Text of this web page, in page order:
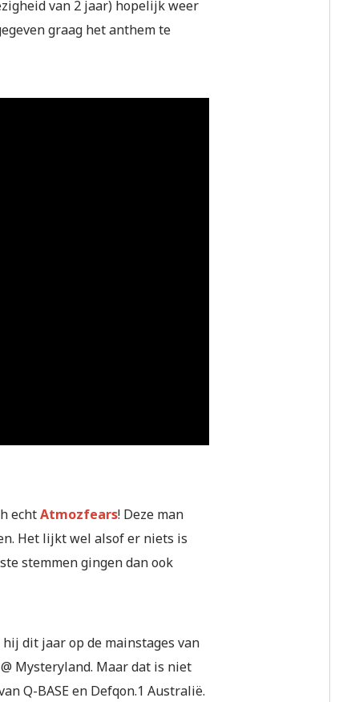
van 2 jaar) hopelijk weer
graag het anthem te
echtAtmozfears! Deze man
Het lijkt wel alsof er niets is
stemmen gingen dan ook
dit jaar op de mainstages van
Mysteryland. Maar dat is niet
Q-BASE en Defqon.1 Australië.